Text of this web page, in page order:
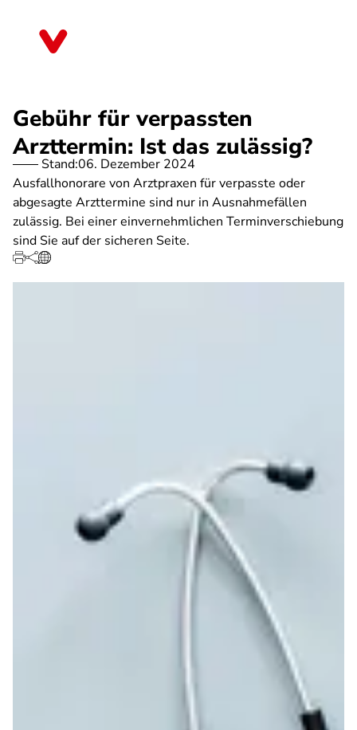
Gebühr für verpassten
Arzttermin: Ist das zulässig?
Stand:06. Dezember 2024
Ausfallhonorare von Arztpraxen für verpasste oder
abgesagte Arzttermine sind nur in Ausnahmefällen
zulässig. Bei einer einvernehmlichen Terminverschiebung
sind Sie auf der sicheren Seite.